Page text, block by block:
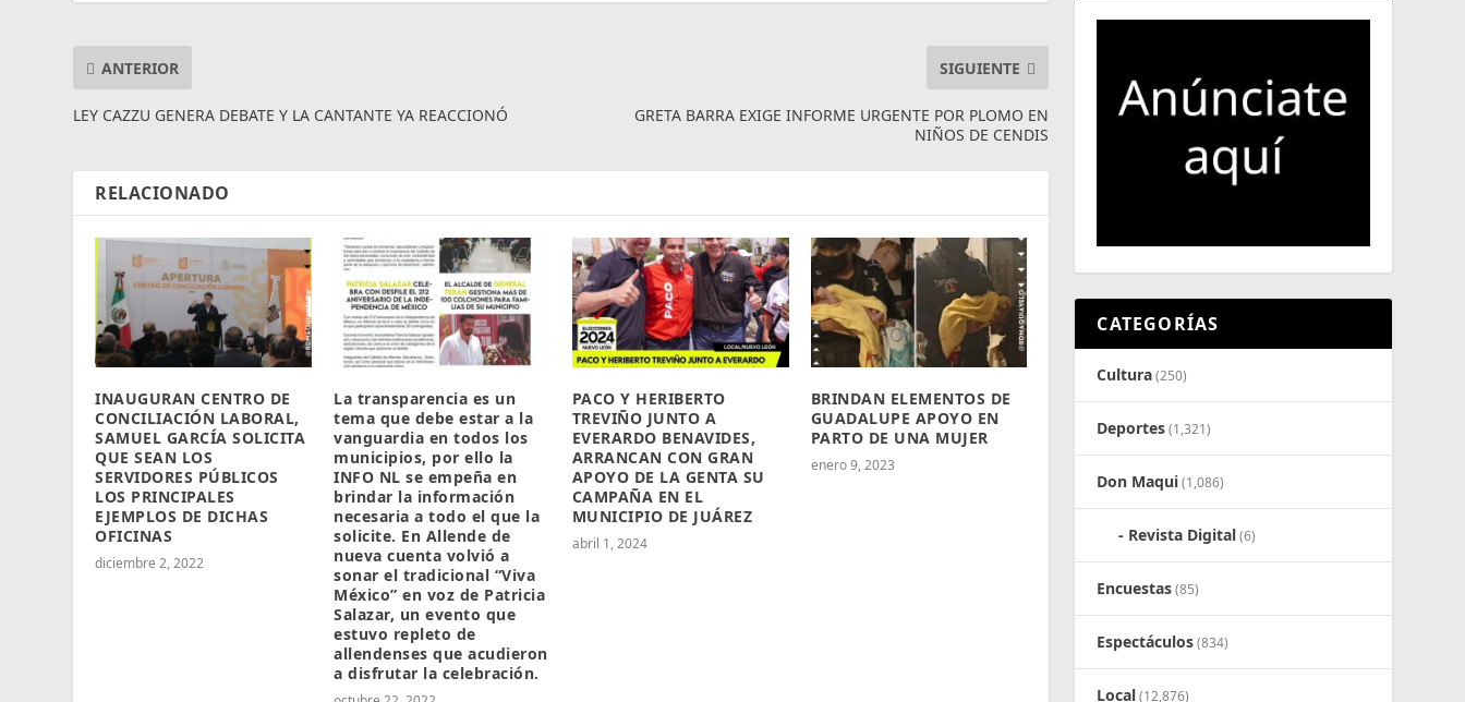
ANTERIOR
LEY CAZZU GENERA DEBATE Y LA CANTANTE YA REACCIONÓ
SIGUIENTE
GRETA BARRA EXIGE INFORME URGENTE POR PLOMO EN
NIÑOS DE CENDIS
RELACIONADO
INAUGURAN CENTRO DE
CONCILIACIÓN LABORAL,
SAMUEL GARCÍA SOLICITA
QUE SEAN LOS
SERVIDORES PÚBLICOS
LOS PRINCIPALES
EJEMPLOS DE DICHAS
OFICINAS
diciembre 2, 2022
La transparencia es un
tema que debe estar a la
vanguardia en todos los
municipios, por ello la
INFO NL se empeña en
brindar la información
necesaria a todo el que la
solicite. En Allende de
nueva cuenta volvió a
sonar el tradicional “Viva
México” en voz de Patricia
Salazar, un evento que
estuvo repleto de
allendenses que acudieron
a disfrutar la celebración.
PACO Y HERIBERTO
TREVIÑO JUNTO A
EVERARDO BENAVIDES,
ARRANCAN CON GRAN
APOYO DE LA GENTA SU
CAMPAÑA EN EL
MUNICIPIO DE JUÁREZ
abril 1, 2024
BRINDAN ELEMENTOS DE
GUADALUPE APOYO EN
PARTO DE UNA MUJER
enero 9, 2023
CATEGORÍAS
Cultura(250)
Deportes(1,321)
Don Maqui(1,086)
Revista Digital(6)
Encuestas(85)
Espectáculos(834)
Local(12,876)